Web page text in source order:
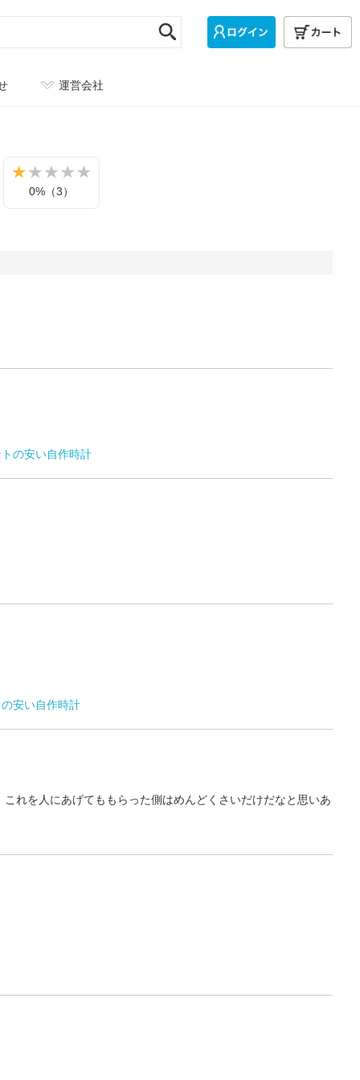
運営会社
0%（3）
の安い自作時計
安い自作時計
れを人にあげてももらった側はめんどくさいだけだなと思いあ